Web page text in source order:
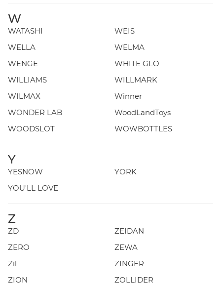
W
WATASHI
WEIS
WELLA
WELMA
WENGE
WHITE GLO
WILLIAMS
WILLMARK
WILMAX
Winner
WONDER LAB
WoodLandToys
WOODSLOT
WOWBOTTLES
Y
YESNOW
YORK
YOU'LL LOVE
Z
ZD
ZEIDAN
ZERO
ZEWA
Zil
ZINGER
ZION
ZOLLIDER